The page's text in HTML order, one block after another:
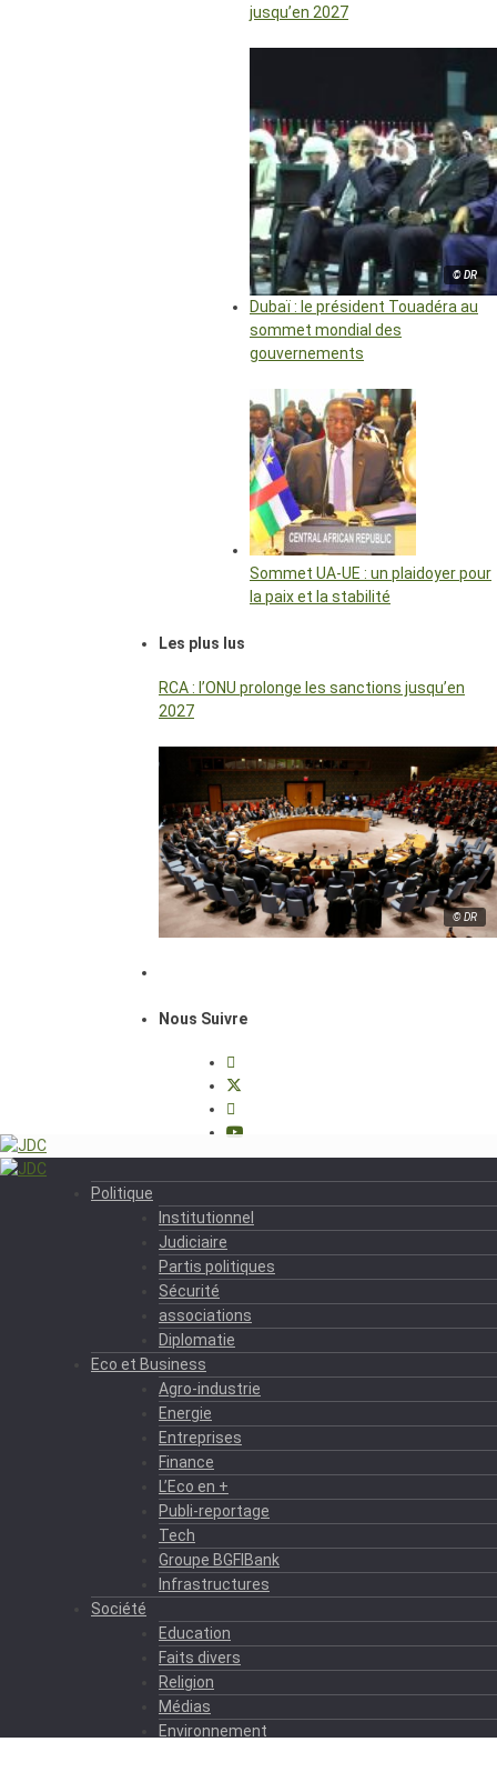
jusqu’en 2027
© DR
Dubaï : le président Touadéra au
sommet mondial des
gouvernements
Sommet UA-UE : un plaidoyer pour
la paix et la stabilité
Les plus lus
RCA : l’ONU prolonge les sanctions jusqu’en
2027
© DR
Nous Suivre
Politique
Institutionnel
Judiciaire
Partis politiques
Sécurité
associations
Diplomatie
Eco et Business
Agro-industrie
Energie
Entreprises
Finance
L’Eco en +
Publi-reportage
Tech
Groupe BGFIBank
Infrastructures
Société
Education
Faits divers
Religion
Médias
Environnement